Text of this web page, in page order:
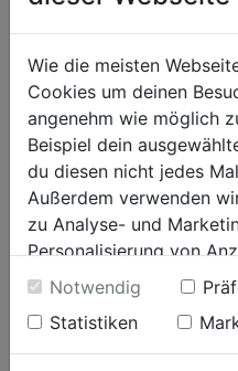
ONLINE BESTELLEN &
Produktbeschreibung
für durchlaufende gerade und
1,8 mm, auch V2A und CV -
Hebelübersetzung und
eingebaute Feder mit
Wie die meisten
Cookies um deinen
angenehm wie möglich
Beispiel dein
du diesen nicht jedes
Außerdem verwenden
zu Analyse- und
Personalisierung von
Einwilligung werden die
unter anderem auch in
Durch Klick auf "Alle
der Verwendung aller
Notwendig
Statistiken